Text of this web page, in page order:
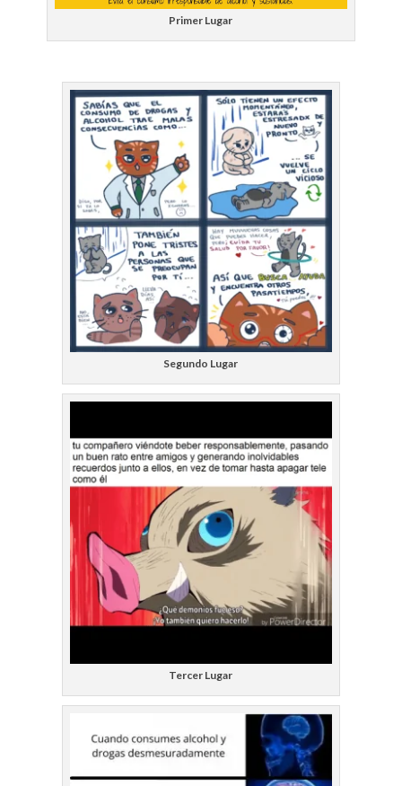
Primer Lugar
Segundo Lugar
Tercer Lugar